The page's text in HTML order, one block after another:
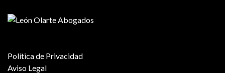
Política de Privacidad
Aviso Legal